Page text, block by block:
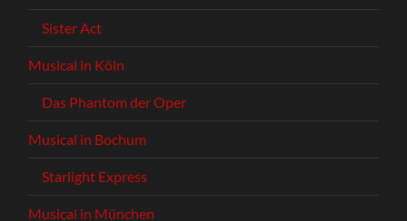
Sister Act
Musical in Köln
Das Phantom der Oper
Musical in Bochum
Starlight Express
Musical in München